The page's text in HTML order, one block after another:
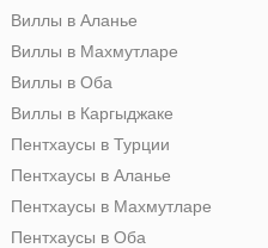
Виллы в Аланье
Виллы в Махмутларе
Виллы в Оба
Виллы в Каргыджаке
Пентхаусы в Турции
Пентхаусы в Аланье
Пентхаусы в Махмутларе
Пентхаусы в Оба